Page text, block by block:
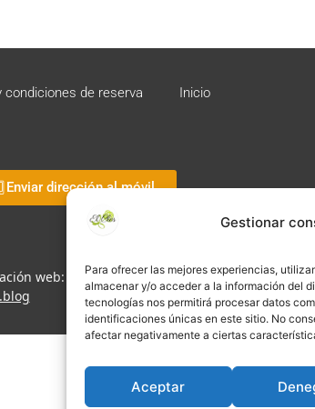
Gestionar
Para ofrecer las mejores experiencias,
almacenar y/o acceder a la información del
tecnologías nos permitirá procesar datos
identificaciones únicas en este sitio. No
afectar negativamente a ciertas
Aceptar
condiciones de reserva Inicio
Enviar dirección al móvil
web: Manel Caparrós · Servidores y